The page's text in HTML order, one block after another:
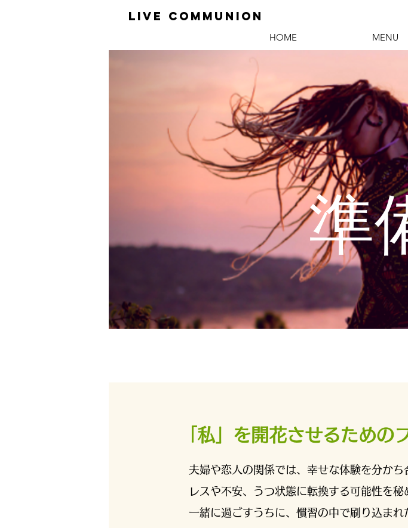
​LiVE COMMUNION
HOME MENU
準
「私」を開花させるための
夫婦や恋人の関係では、幸せな体験を分か
レスや不安、うつ状態に転換する可能性を
一緒に過ごすうちに、慣習の中で刷り込ま